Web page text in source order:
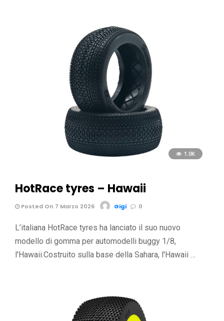
1.0K
HotRace tyres – Hawaii
Posted On 7 Marzo 2026 Gigi 0
L’italiana HotRace tyres ha lanciato il suo nuovo
modello di gomma per automodelli buggy 1/8,
l'Hawaii.Costruito sulla base della Sahara, l'Hawaii …